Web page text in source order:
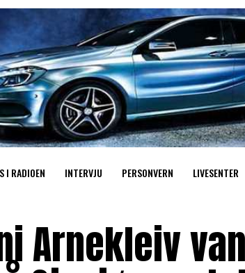
I RADIOEN INTERVJU PERSONVERN LIVESENTER
Arnekleiv